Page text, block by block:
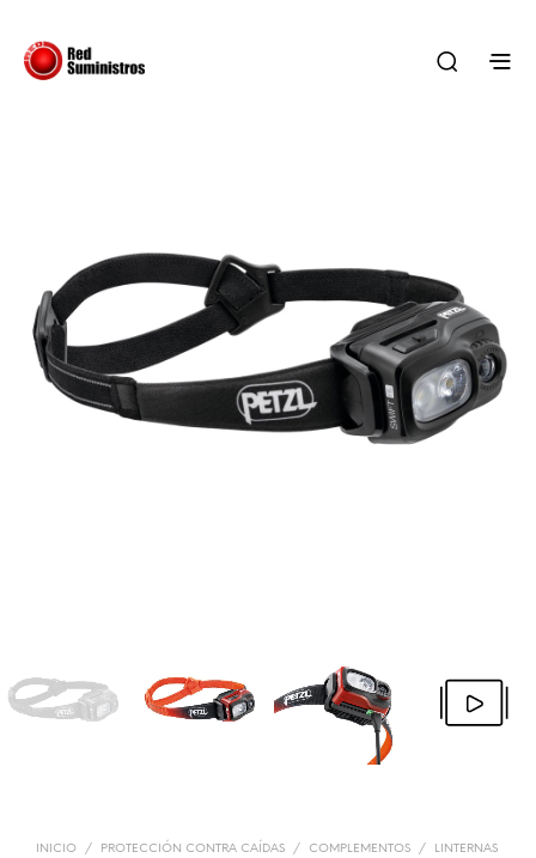
INICIO / PROTECCIÓN CONTRA CAÍDAS / COMPLEMENTOS /
LINTERNAS